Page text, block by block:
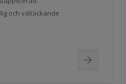
och vältäckande